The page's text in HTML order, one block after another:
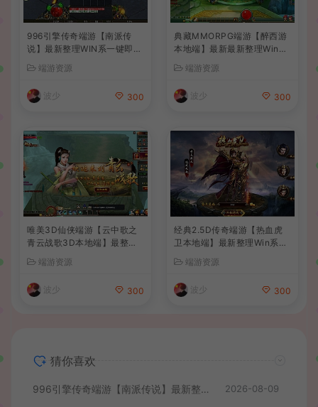
996引擎传奇端游【南派传
说】最新整理WIN系一键即玩
教程
端游资源
波少 300
典藏MMORPG端游【醉西游
本地端】最新最新整理Win系
+详细搭建教程
端游资源
波少 300
唯美3D仙侠端游【云中歌之
青云战歌3D本地端】最整理
M工具+详细搭建教程
端游资源
波少 300
经典2.5D传奇端游【热血虎
卫本地端】最新整理Win系服
程
端游资源
波少 300
猜你喜欢
996引擎传奇端游【南派传说】最新整理WIN系一键即玩单机端+PC客户端+详细搭建教程 2026-08-09